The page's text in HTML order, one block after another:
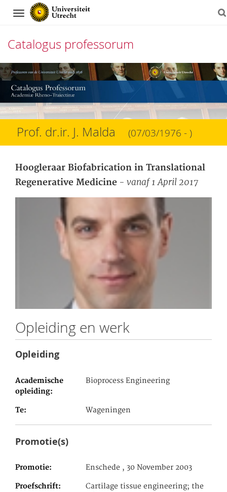
Navigation
Catalogus professorum
Direct
naar
het
inhoud
Prof. dr.ir. J. Malda (07/03/1976 - )
Hoogleraar Biofabrication in Translational
Regenerative Medicine - vanaf 1 April 2017
Opleiding en werk
Opleiding
Academische
opleiding
Bioprocess Engineering
Te Wageningen
Promotie(s)
Promotie Enschede , 30 November 2003
Proefschrift
Cartilage tissue engineering; the